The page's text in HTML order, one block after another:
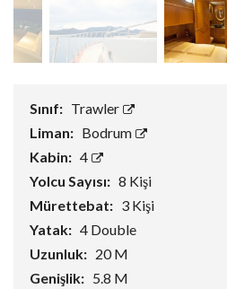
Sınıf: Trawler
Liman: Bodrum
Kabin: 4
Yolcu Sayısı: 8 Kişi
Mürettebat: 3 Kişi
Yatak: 4 Double
Uzunluk: 20 M
Genişlik: 5.8 M